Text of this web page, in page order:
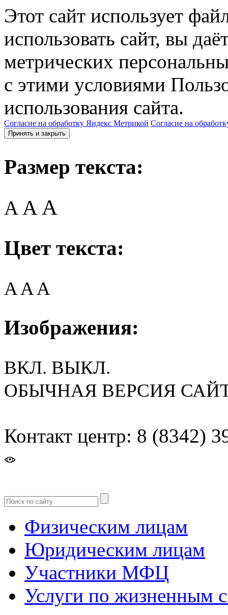
Этот сайт использует
использовать сайт, вы
метрических
с этими условиями
использования сайта.
Согласие на обработку Яндекс Метрикой Согласие на
Принять и закрыть
Размер текста:
A AA
Цвет текста:
AAA
Изображения:
ВКЛ. ВЫКЛ.
ОБЫЧНАЯ ВЕРСИЯ
Контакт центр: 8 (8342)
Физическим лицам
Юридическим лицам
Участники МФЦ
Услуги по жизненным